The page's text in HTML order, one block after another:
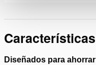
Características
Diseñados para